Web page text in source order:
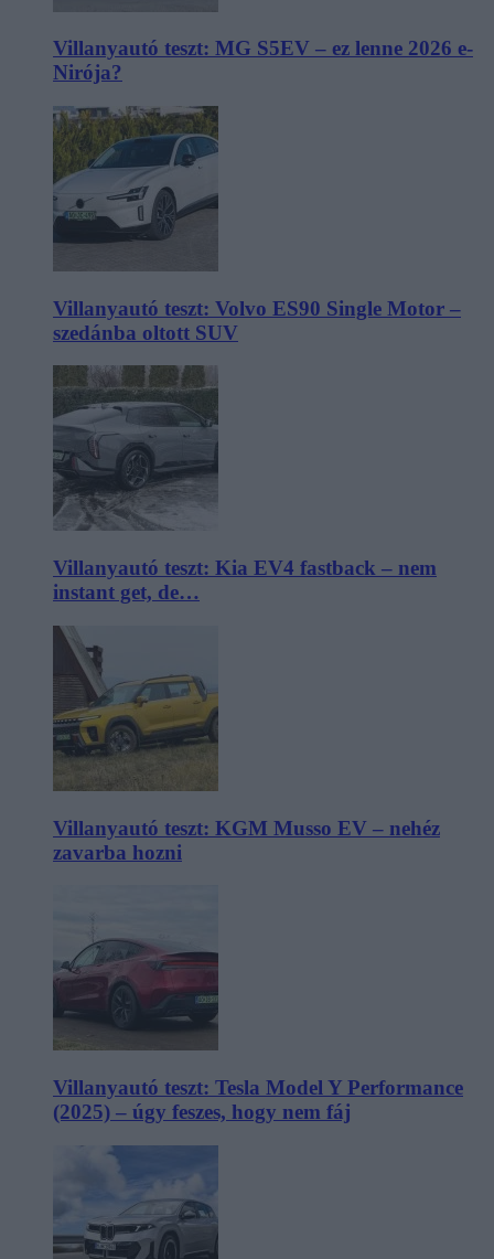
Villanyautó teszt: MG S5EV – ez lenne 2026 e-
Nirója?
Villanyautó teszt: Volvo ES90 Single Motor –
szedánba oltott SUV
Villanyautó teszt: Kia EV4 fastback – nem
instant get, de…
Villanyautó teszt: KGM Musso EV – nehéz
zavarba hozni
Villanyautó teszt: Tesla Model Y Performance
(2025) – úgy feszes, hogy nem fáj